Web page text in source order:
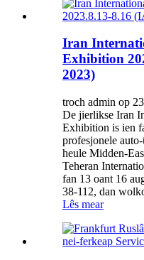
Iran
Exhibition
2023)
troch admin op
De jierlikse Iran
Exhibition is ien
profesjonele
heule Midden-
Teheran
fan 13 oant 16
38-112, dan
Lês mear